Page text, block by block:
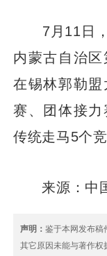
7月11日，
内蒙古自治
在锡林郭勒
赛、团体接力
传统走马5个
来源：中
声明：鉴于本网发布稿
其它原因未能与著作权